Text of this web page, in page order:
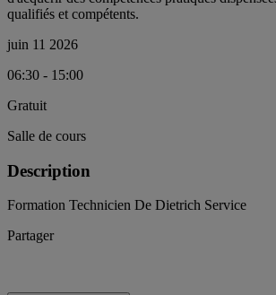
qualifiés et compétents.
juin 11 2026
06:30 - 15:00
Gratuit
Salle de cours
Description
Formation Technicien De Dietrich Service
Partager